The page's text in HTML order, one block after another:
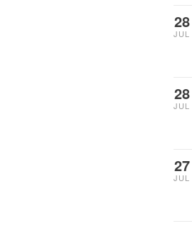
28
JUL
28
JUL
27
JUL